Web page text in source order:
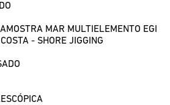
AMOSTRA MAR MULTIELEMENTO EGI
- SHORE JIGGING